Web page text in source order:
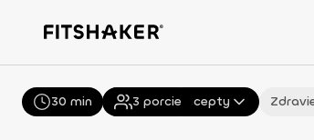
Všetky Recepty
30 min 3 porcie